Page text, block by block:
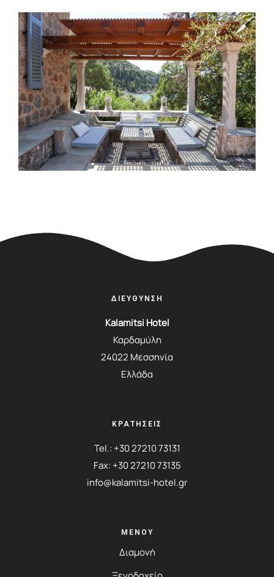
ΔΙΕΥΘΥΝΣΗ
Kalamitsi Hotel
Καρδαμύλη
24022 Μεσσηνία
Ελλάδα
ΚΡΑΤΗΣΕΙΣ
Tel.: +30 27210 73131
Fax: +30 27210 73135
info@kalamitsi-hotel.gr
ΜΕΝΟΎ
Διαμονή